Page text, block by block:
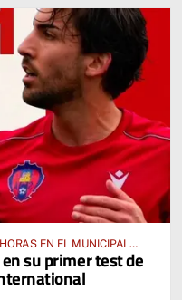
EN EL MUNICIPAL
su primer test de